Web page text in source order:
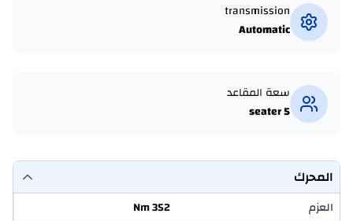
transmission
Automatic
سعة المقاعد
5 seater
المحرك
العزم
352 Nm